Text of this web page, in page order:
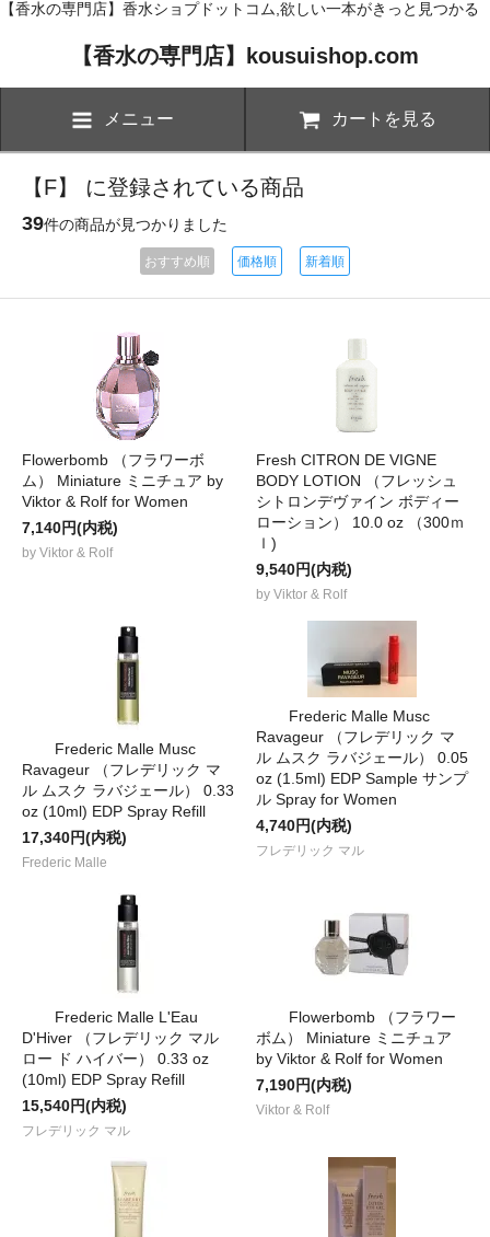
【香水の専門店】香水ショプドットコム,欲しい一本がきっと見つかる
【香水の専門店】kousuishop.com
メニュー カートを見る
【F】 に登録されている商品
39件の商品が見つかりました
おすすめ順 価格順 新着順
Flowerbomb （フラワーボ
ム） Miniature ミニチュア by
Viktor & Rolf for Women
7,140円(内税)
by Viktor & Rolf
Fresh CITRON DE VIGNE
BODY LOTION （フレッシュ
シトロンデヴァイン ボディー
ローション） 10.0 oz （300ｍ
ｌ)
9,540円(内税)
by Viktor & Rolf
Frederic Malle Musc
Ravageur （フレデリック マ
ル ムスク ラバジェール） 0.33
oz (10ml) EDP Spray Refill
17,340円(内税)
Frederic Malle
Frederic Malle Musc
Ravageur （フレデリック マ
ル ムスク ラバジェール） 0.05
oz (1.5ml) EDP Sample サンプ
ル Spray for Women
4,740円(内税)
フレデリック マル
Frederic Malle L'Eau
D'Hiver （フレデリック マル
ロー ド ハイバー） 0.33 oz
(10ml) EDP Spray Refill
15,540円(内税)
フレデリック マル
Flowerbomb （フラワー
ボム） Miniature ミニチュア
by Viktor & Rolf for Women
7,190円(内税)
Viktor & Rolf